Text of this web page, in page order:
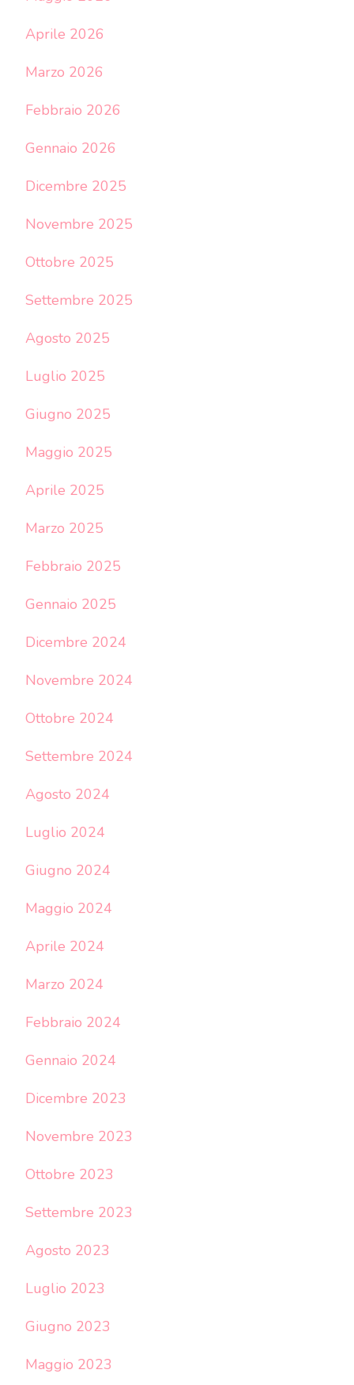
Aprile 2026
Marzo 2026
Febbraio 2026
Gennaio 2026
Dicembre 2025
Novembre 2025
Ottobre 2025
Settembre 2025
Agosto 2025
Luglio 2025
Giugno 2025
Maggio 2025
Aprile 2025
Marzo 2025
Febbraio 2025
Gennaio 2025
Dicembre 2024
Novembre 2024
Ottobre 2024
Settembre 2024
Agosto 2024
Luglio 2024
Giugno 2024
Maggio 2024
Aprile 2024
Marzo 2024
Febbraio 2024
Gennaio 2024
Dicembre 2023
Novembre 2023
Ottobre 2023
Settembre 2023
Agosto 2023
Luglio 2023
Giugno 2023
Maggio 2023